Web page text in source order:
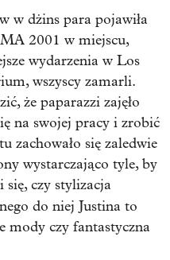
w dżins para pojawiła
2001 w miejscu,
wydarzenia w Los
wszyscy zamarli.
że paparazzi zajęło
na swojej pracy i zrobić
zachowało się zaledwie
wystarczająco tyle, by
czy stylizacja
do niej Justina to
mody czy fantastyczna